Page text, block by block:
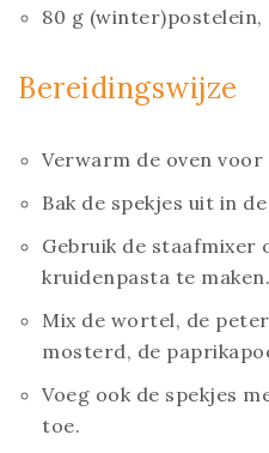
80 g (winter)postelein,
Bereidingswijze
Verwarm de oven voor
Bak de spekjes uit in de
Gebruik de staafmixer
kruidenpasta te maken.
Mix de wortel, de
mosterd, de
Voeg ook de spekjes
toe.